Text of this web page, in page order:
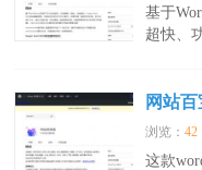
基于
超快、
网站
浏览：42
这款